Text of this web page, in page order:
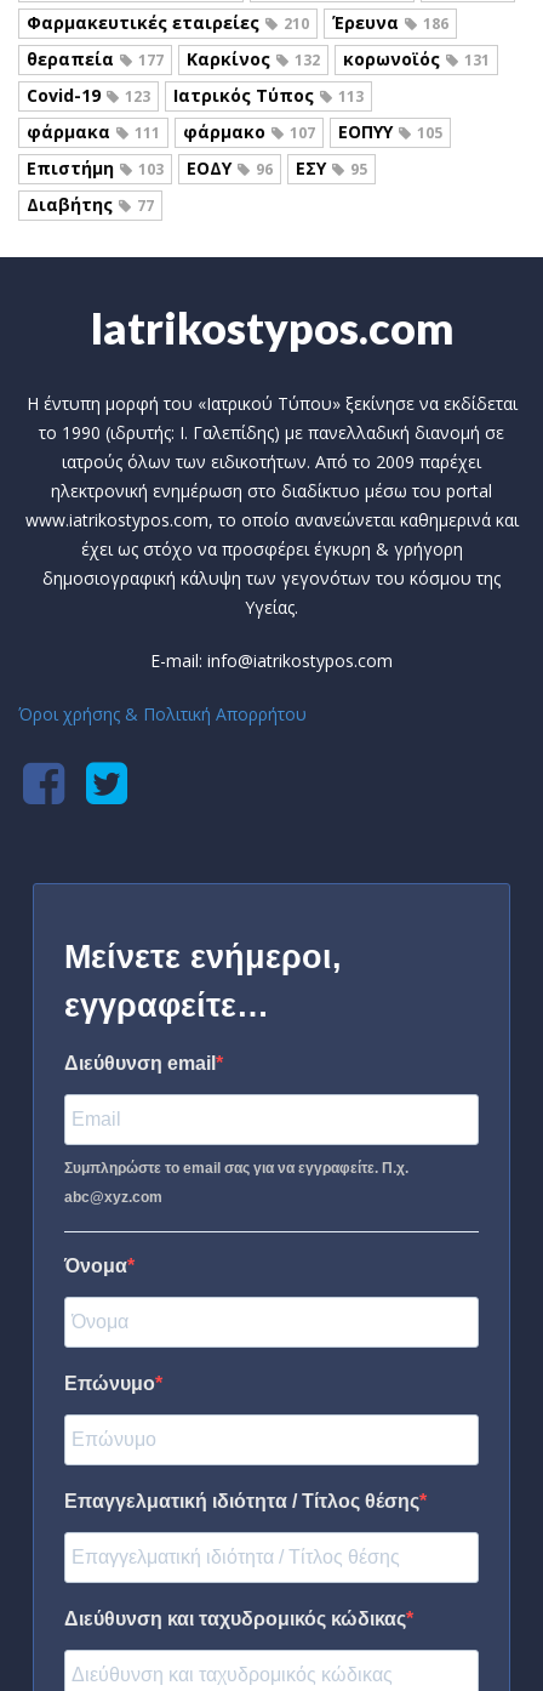
Φαρμακευτικές εταιρείες 210 Έρευνα 186
θεραπεία 177 Καρκίνος 132 κορωνοϊός 131
Covid-19 123 Ιατρικός Τύπος 113
φάρμακα 111 φάρμακο 107 ΕΟΠΥΥ 105
Επιστήμη 103 ΕΟΔΥ 96 ΕΣΥ 95
Διαβήτης 77
Iatrikostypos.com
Η έντυπη μορφή του «Ιατρικού Τύπου» ξεκίνησε να εκδίδεται
το 1990 (ιδρυτής: Ι. Γαλεπίδης) με πανελλαδική διανομή σε
ιατρούς όλων των ειδικοτήτων. Από το 2009 παρέχει
ηλεκτρονική ενημέρωση στο διαδίκτυο μέσω του portal
www.iatrikostypos.com, το οποίο ανανεώνεται καθημερινά και
έχει ως στόχο να προσφέρει έγκυρη & γρήγορη
δημοσιογραφική κάλυψη των γεγονότων του κόσμου της
Υγείας.
E-mail: info@iatrikostypos.com
Όροι χρήσης & Πολιτική Απορρήτου
Μείνετε ενήμεροι,
εγγραφείτε…
Διεύθυνση email
Συμπληρώστε το email σας για να εγγραφείτε. Π.χ.
abc@xyz.com
Όνομα
Επώνυμο
Επαγγελματική ιδιότητα / Τίτλος θέσης
Διεύθυνση και ταχυδρομικός κώδικας